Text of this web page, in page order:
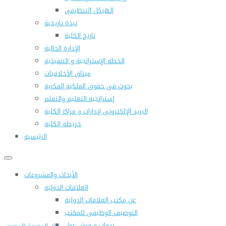
الهيكل التنظيمى
نبذة تاريخية
تاريخ الكلية
الإدارة الحالية
الخطة الإستراتجية و التنفيذية
ميثاق الأخلاقيات
بحوث فى حقوق الملكية الفكرية
إستراتجية التعليم والتعلم
البريد الإلكترونى لإدارات و مراكز الكلية
خريطة الكلية
الرئيسيه
الأبحاث والمشروعات
العلاقات الدولية
عن مكتب العلاقات الدولية
التوصيف الوظيفى للمكتب